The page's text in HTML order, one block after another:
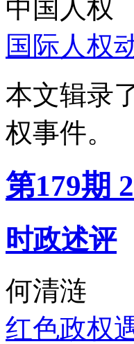
中国人权
国际人权
本文辑录
权事件。
第179期
时政述评
何清涟
红色政权